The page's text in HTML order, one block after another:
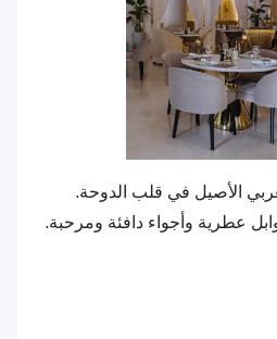
الأصيل في قلب الدوحة.
عطرية وأجواء دافئة ومرحبة.